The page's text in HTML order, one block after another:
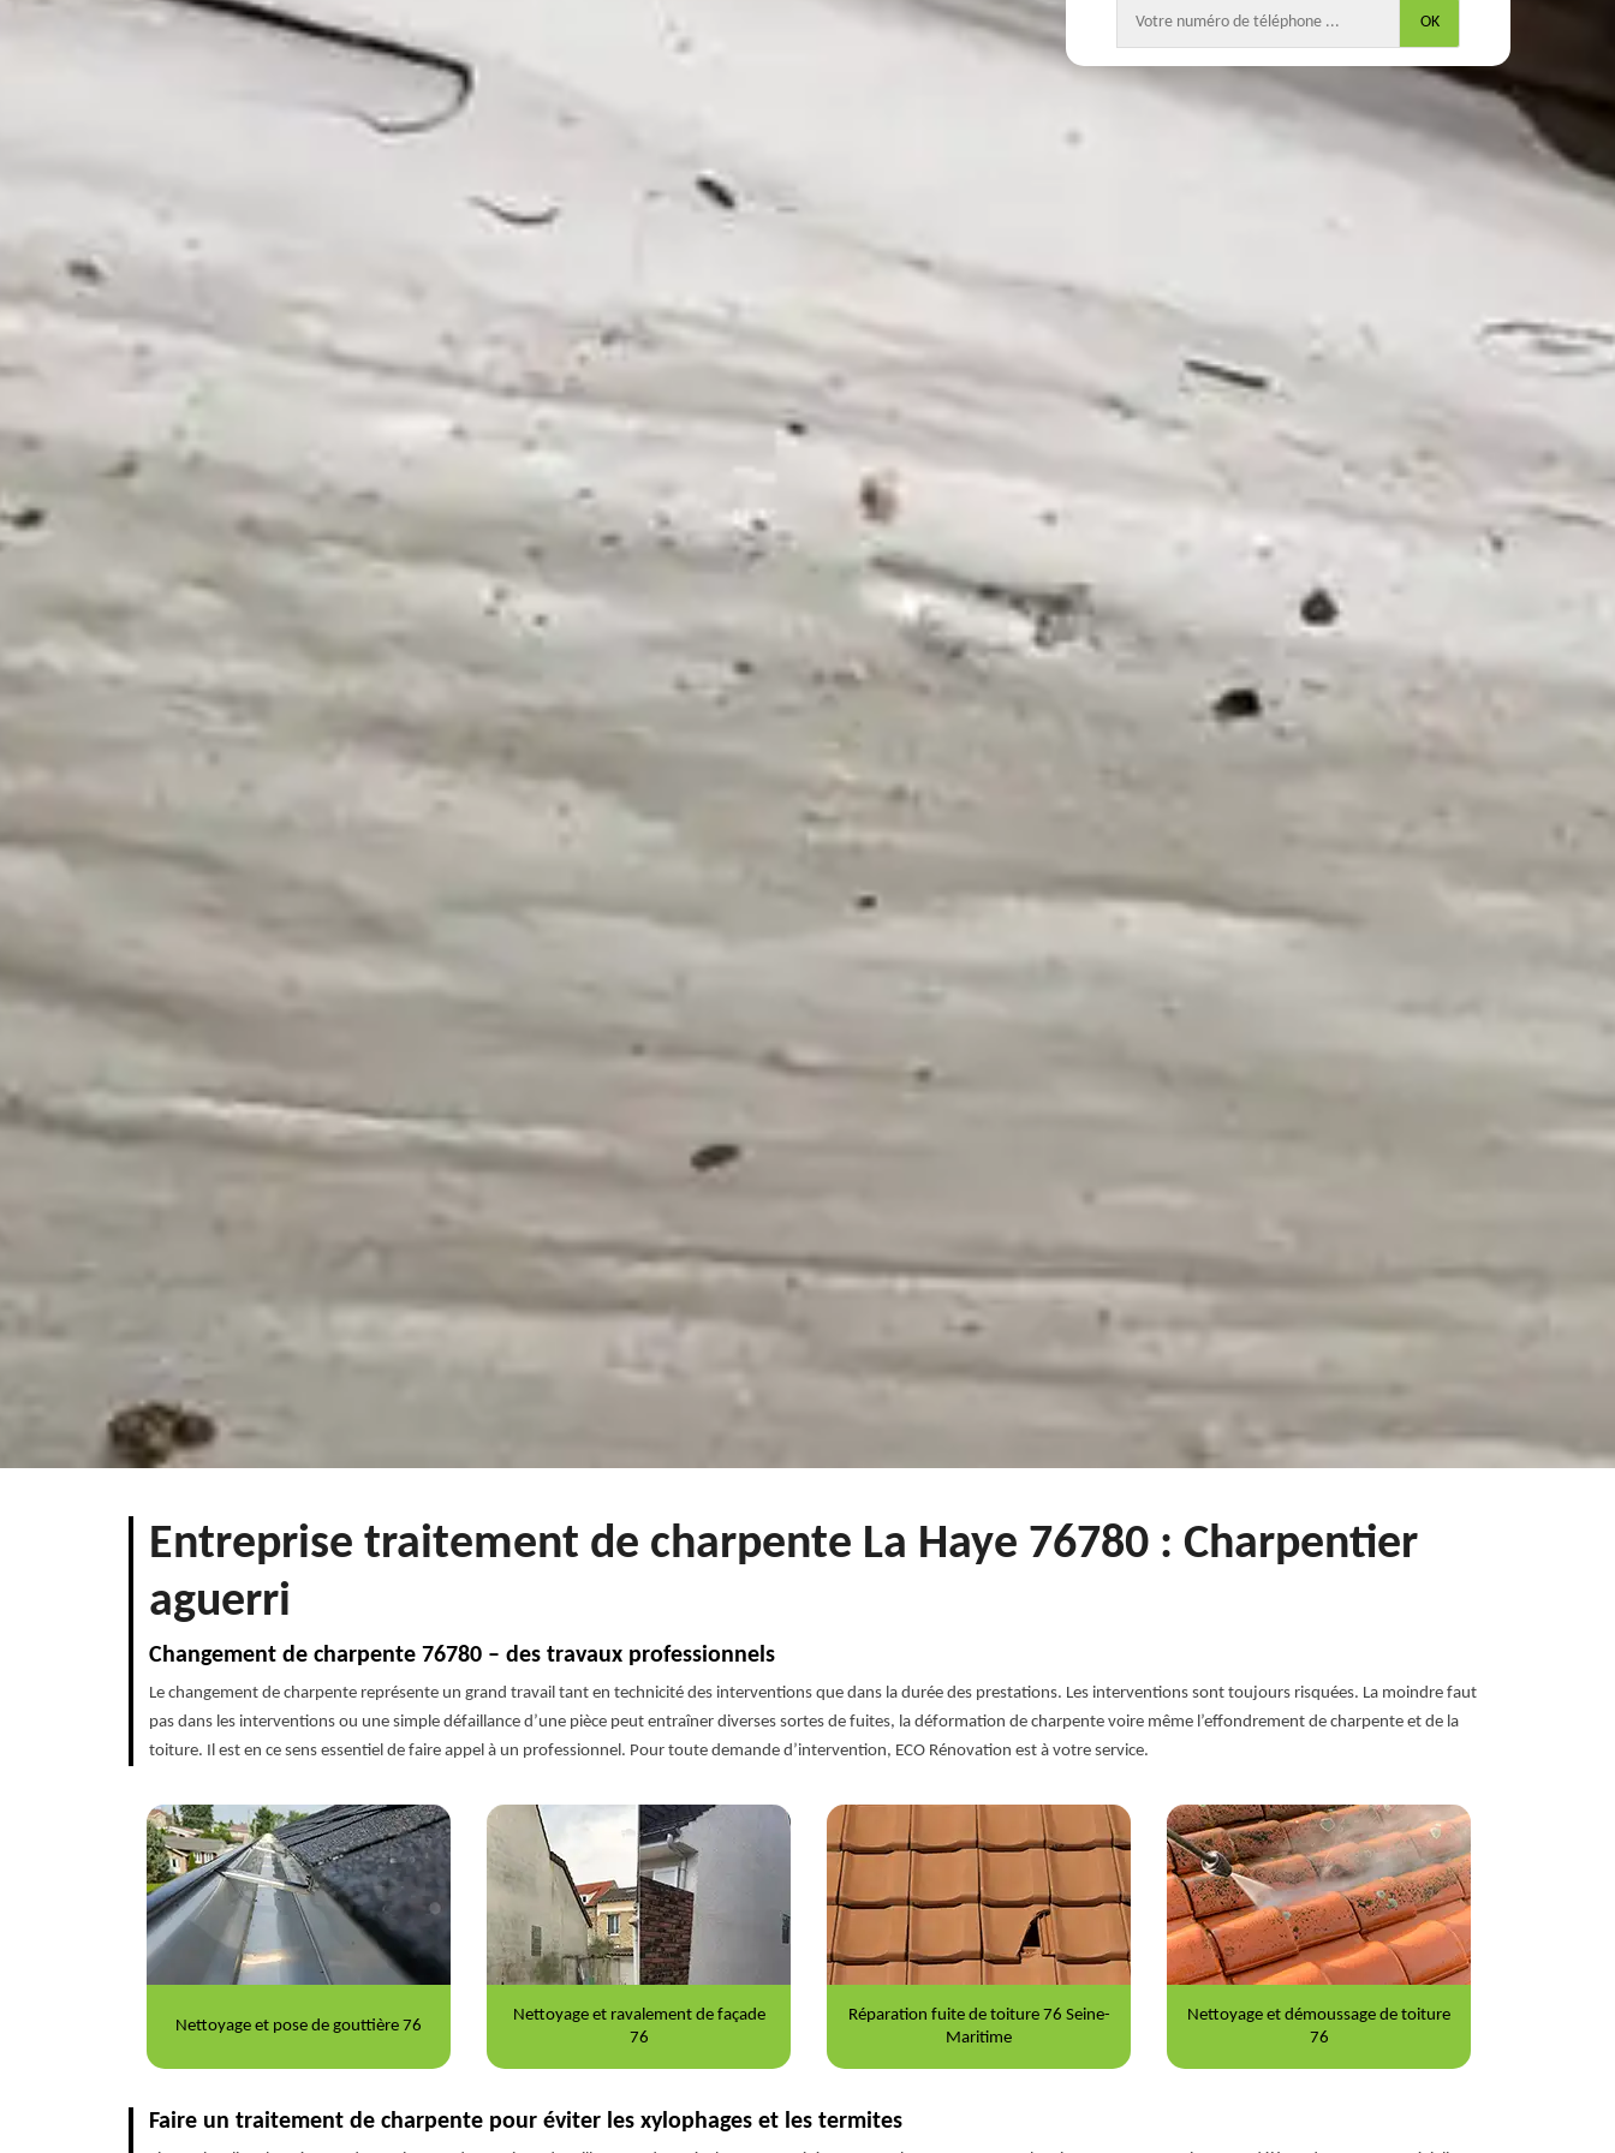
Entreprise traitement de charpente La Haye 76780 : Charpentier
aguerri
Changement de charpente 76780 – des travaux professionnels
Le changement de charpente représente un grand travail tant en technicité des interventions que dans la durée des prestations. Les interventions sont toujours risquées. La moindre faut
pas dans les interventions ou une simple défaillance d’une pièce peut entraîner diverses sortes de fuites, la déformation de charpente voire même l’effondrement de charpente et de la
toiture. Il est en ce sens essentiel de faire appel à un professionnel. Pour toute demande d’intervention, ECO Rénovation est à votre service.
Nettoyage et ravalement de façade
Réparation fuite de toiture 76 Seine-
Maritime
Nettoyage et démoussage de toiture
76
Peinture sur tuile 76
Faire un traitement de charpente pour éviter les xylophages et les termites